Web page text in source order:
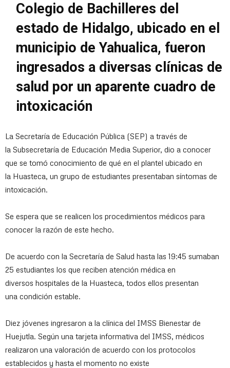
Colegio de Bachilleres del
estado de Hidalgo, ubicado en el
municipio de Yahualica, fueron
ingresados a diversas clínicas de
salud por un aparente cuadro de
intoxicación
La Secretaría de Educación Pública (SEP) a través de
la Subsecretaría de Educación Media Superior, dio a conocer
que se tomó conocimiento de qué en el plantel ubicado en
la Huasteca, un grupo de estudiantes presentaban síntomas de
intoxicación.
Se espera que se realicen los procedimientos médicos para
conocer la razón de este hecho.
De acuerdo con la Secretaría de Salud hasta las 19:45 sumaban
25 estudiantes los que reciben atención médica en
diversos hospitales de la Huasteca, todos ellos presentan
una condición estable.
Diez jóvenes ingresaron a la clínica del IMSS Bienestar de
Huejutla. Según una tarjeta informativa del IMSS, médicos
realizaron una valoración de acuerdo con los protocolos
establecidos y hasta el momento no existe